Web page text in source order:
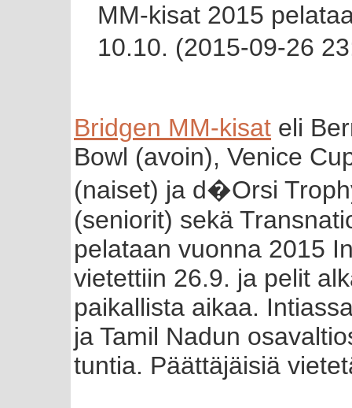
MM-kisat 2015
10.10. (2015-09-26
Bridgen MM-kisat eli
Bowl (avoin), Venice
(naiset) ja d�Orsi
(seniorit) sekä
pelataan vuonna 2015
vietettiin 26.9. ja pelit
paikallista aikaa.
ja Tamil Nadun
tuntia. Päättäjäisiä